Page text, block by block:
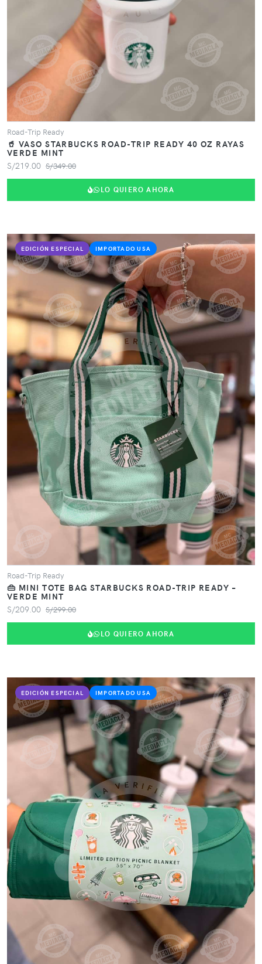
Road-Trip Ready
🥤 VASO STARBUCKS ROAD-TRIP READY 40 OZ RAYAS
VERDE MINT
S/219.00 S/349.00
LO QUIERO AHORA
EDICIÓN ESPECIAL IMPORTADO USA
VER PRODUCTO
Road-Trip Ready
👜 MINI TOTE BAG STARBUCKS ROAD-TRIP READY –
VERDE MINT
S/209.00 S/299.00
LO QUIERO AHORA
EDICIÓN ESPECIAL IMPORTADO USA
VER PRODUCTO